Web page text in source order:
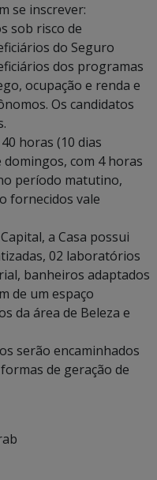
se inscrever:
sob risco de
do Seguro
dos programas
ocupação e renda e
Os candidatos
horas (10 dias
com 4 horas
período matutino,
fornecidos vale
a Casa possui
02 laboratórios
banheiros adaptados
de um espaço
da área de Beleza e
serão encaminhados
de geração de